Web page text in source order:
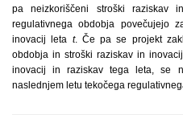
pa neizkoriščeni stroški raziskav
regulativnega obdobja povečujejo
inovacij leta t. Če pa se projekt
obdobja in stroški raziskav in
inovacij in raziskav tega leta, se
naslednjem letu tekočega